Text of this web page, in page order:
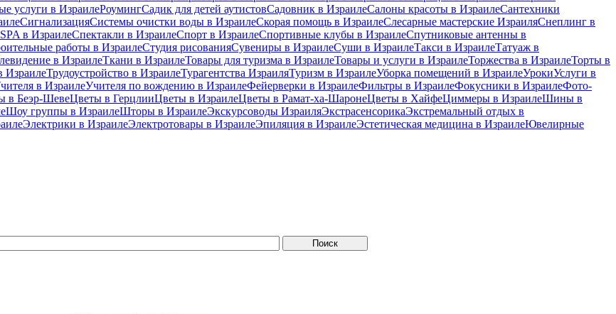
услуги в ИзраилеРоумингСадик для детей аутистовСадовник в ИзраилеСалоны красоты в ИзраилеСантехники
СигнализацияСистемы очистки воды в ИзраилеСкорая помощь в ИзраилеСлесарные мастерские ИзраиляСнеплинг в
в ИзраилеСпектакли в ИзраилеСпорт в ИзраилеСпортивные клубы в ИзраилеСпутниковые антенны в
работы в ИзраилеСтудия рисованияСувениры в ИзраилеСуши в ИзраилеТакси в ИзраилеТатуаж в
в ИзраилеТкани в ИзраилеТовары для туризма в ИзраилеТовары и услуги в ИзраилеТоржества в ИзраилеТорты в
ИзраилеТрудоустройство в ИзраилеТурагентства ИзраиляТуризм в ИзраилеУборка помещений в ИзраилеУрокиУслуги в
в ИзраилеУчителя по вождению в ИзраилеФейерверки в ИзраилеФильтры в ИзраилеФокусники в ИзраилеФото-
в Беэр-ШевеЦветы в ГерцлииЦветы в ИзраилеЦветы в Рамат-ха-ШаронеЦветы в ХайфеЦиммеры в ИзраилеШины в
Шоу группы в ИзраилеШторы в ИзраилеЭкскурсоводы ИзраиляЭкстрасенсорикаЭкстремальный отдых в
Электрики в ИзраилеЭлектротовары в ИзраилеЭпиляция в ИзраилеЭстетическая медицина в ИзраилеЮвелирные